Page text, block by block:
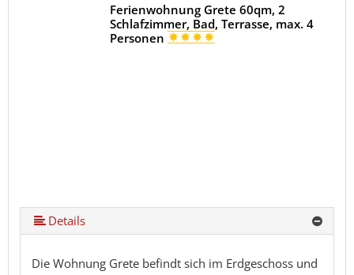
Ferienwohnung Grete 60qm, 2
Schlafzimmer, Bad, Terrasse, max. 4
Personen
Details
Die Wohnung Grete befindt sich im Erdgeschoss und